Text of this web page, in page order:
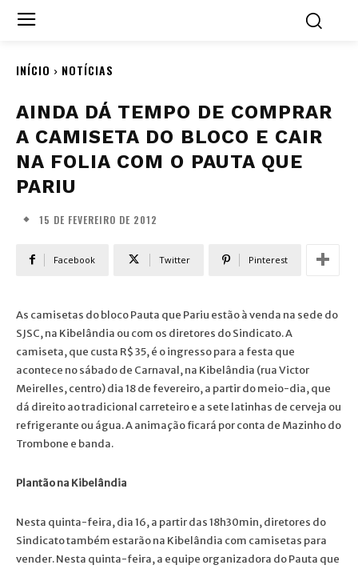
INÍCIO NOTÍCIAS
AINDA DÁ TEMPO DE COMPRAR
A CAMISETA DO BLOCO E CAIR
NA FOLIA COM O PAUTA QUE
PARIU
15 DE FEVEREIRO DE 2012
Facebook Twitter Pinterest
As camisetas do bloco Pauta que Pariu estão à venda na sede do
SJSC, na Kibelândia ou com os diretores do Sindicato. A
camiseta, que custa R$ 35, é o ingresso para a festa que
acontece no sábado de Carnaval, na Kibelândia (rua Victor
Meirelles, centro) dia 18 de fevereiro, a partir do meio-dia, que
dá direito ao tradicional carreteiro e a sete latinhas de cerveja ou
refrigerante ou água. A animação ficará por conta de Mazinho do
Trombone e banda.
Plantão na Kibelândia
Nesta quinta-feira, dia 16, a partir das 18h30min, diretores do
Sindicato também estarão na Kibelândia com camisetas para
vender. Nesta quinta-feira, a equipe organizadora do Pauta que